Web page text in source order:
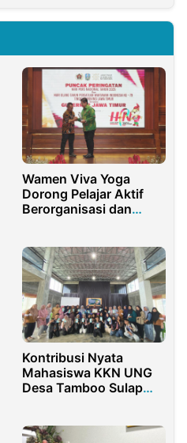
Wamen Viva Yoga
Dorong Pelajar Aktif
Berorganisasi dan
Kontribusi Nyata
Mahasiswa KKN UNG
Desa Tamboo Sulap